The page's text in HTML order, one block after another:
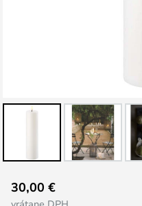
na30,00 €